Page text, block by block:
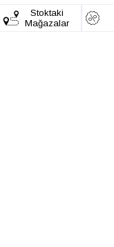
Stoktaki
Mağazalar